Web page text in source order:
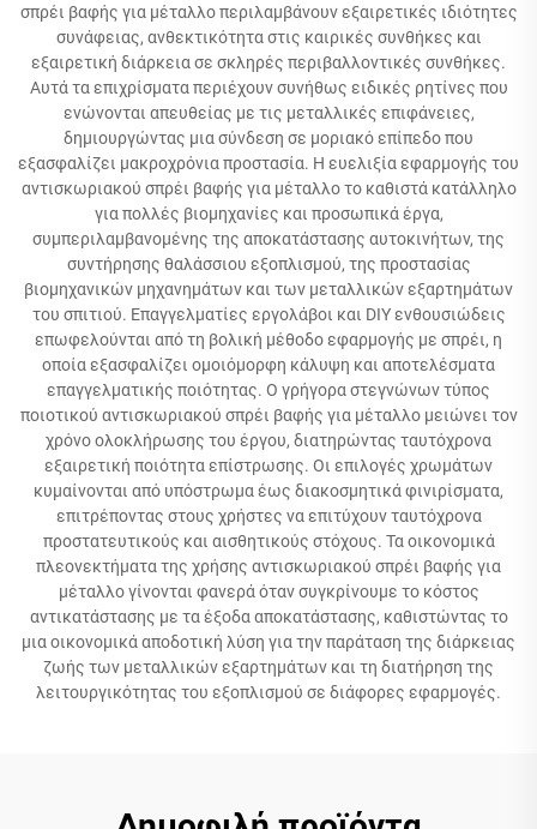
σπρέι βαφής για μέταλλο περιλαμβάνουν εξαιρετικές ιδιότητες
συνάφειας, ανθεκτικότητα στις καιρικές συνθήκες και
εξαιρετική διάρκεια σε σκληρές περιβαλλοντικές συνθήκες.
Αυτά τα επιχρίσματα περιέχουν συνήθως ειδικές ρητίνες που
ενώνονται απευθείας με τις μεταλλικές επιφάνειες,
δημιουργώντας μια σύνδεση σε μοριακό επίπεδο που
εξασφαλίζει μακροχρόνια προστασία. Η ευελιξία εφαρμογής του
αντισκωριακού σπρέι βαφής για μέταλλο το καθιστά κατάλληλο
για πολλές βιομηχανίες και προσωπικά έργα,
συμπεριλαμβανομένης της αποκατάστασης αυτοκινήτων, της
συντήρησης θαλάσσιου εξοπλισμού, της προστασίας
βιομηχανικών μηχανημάτων και των μεταλλικών εξαρτημάτων
του σπιτιού. Επαγγελματίες εργολάβοι και DIY ενθουσιώδεις
επωφελούνται από τη βολική μέθοδο εφαρμογής με σπρέι, η
οποία εξασφαλίζει ομοιόμορφη κάλυψη και αποτελέσματα
επαγγελματικής ποιότητας. Ο γρήγορα στεγνώνων τύπος
ποιοτικού αντισκωριακού σπρέι βαφής για μέταλλο μειώνει τον
χρόνο ολοκλήρωσης του έργου, διατηρώντας ταυτόχρονα
εξαιρετική ποιότητα επίστρωσης. Οι επιλογές χρωμάτων
κυμαίνονται από υπόστρωμα έως διακοσμητικά φινιρίσματα,
επιτρέποντας στους χρήστες να επιτύχουν ταυτόχρονα
προστατευτικούς και αισθητικούς στόχους. Τα οικονομικά
πλεονεκτήματα της χρήσης αντισκωριακού σπρέι βαφής για
μέταλλο γίνονται φανερά όταν συγκρίνουμε το κόστος
αντικατάστασης με τα έξοδα αποκατάστασης, καθιστώντας το
μια οικονομικά αποδοτική λύση για την παράταση της διάρκειας
ζωής των μεταλλικών εξαρτημάτων και τη διατήρηση της
λειτουργικότητας του εξοπλισμού σε διάφορες εφαρμογές.